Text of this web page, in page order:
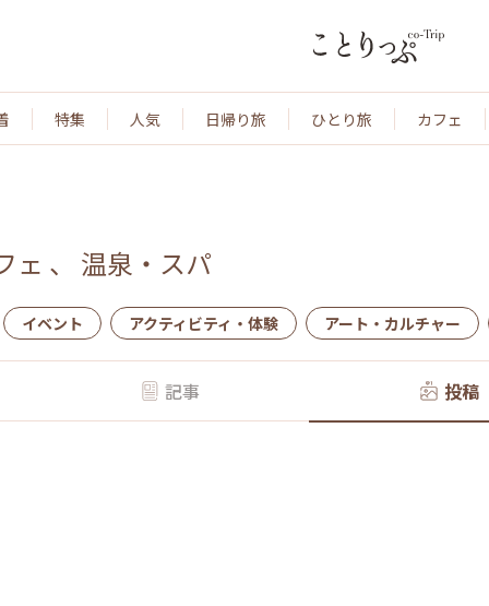
特集 人気 日帰り旅 ひとり旅 カフェ
ェ 、 温泉・スパ
イベント アクティビティ・体験 アート・カルチャー
記事 投稿